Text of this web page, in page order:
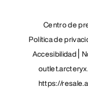
Centro de
Política de
Accesibilidad
https://